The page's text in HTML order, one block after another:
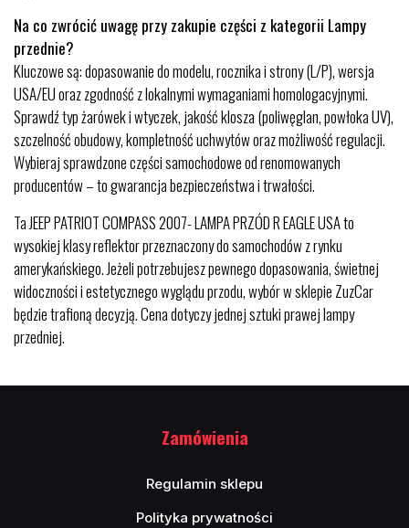
Na co zwrócić uwagę przy zakupie części z kategorii Lampy
przednie?
Kluczowe są: dopasowanie do modelu, rocznika i strony (L/P), wersja
USA/EU oraz zgodność z lokalnymi wymaganiami homologacyjnymi.
Sprawdź typ żarówek i wtyczek, jakość klosza (poliwęglan, powłoka UV),
szczelność obudowy, kompletność uchwytów oraz możliwość regulacji.
Wybieraj sprawdzone części samochodowe od renomowanych
producentów – to gwarancja bezpieczeństwa i trwałości.
Ta JEEP PATRIOT COMPASS 2007- LAMPA PRZÓD R EAGLE USA to
wysokiej klasy reflektor przeznaczony do samochodów z rynku
amerykańskiego. Jeżeli potrzebujesz pewnego dopasowania, świetnej
widoczności i estetycznego wyglądu przodu, wybór w sklepie ZuzCar
będzie trafioną decyzją. Cena dotyczy jednej sztuki prawej lampy
przedniej.
Zamówienia
Regulamin sklepu
Polityka prywatności